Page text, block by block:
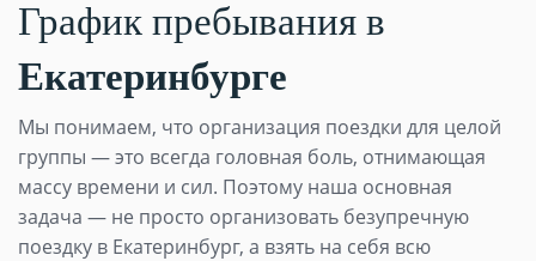
График пребывания в
Екатеринбурге
Мы понимаем, что организация поездки для целой
группы — это всегда головная боль, отнимающая
массу времени и сил. Поэтому наша основная
задача — не просто организовать безупречную
поездку в Екатеринбург, а взять на себя всю